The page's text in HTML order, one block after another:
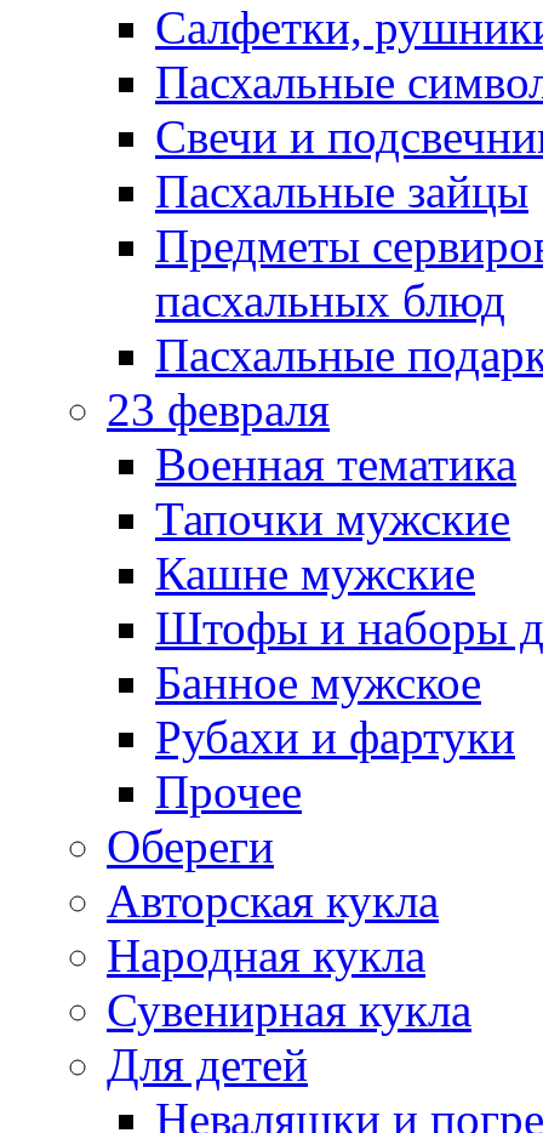
Салфетки,
Пасхальные
Свечи и
Пасхальные зайцы
Предметы
пасхальных блюд
Пасхальные
23 февраля
Военная тематика
Тапочки мужские
Кашне мужские
Штофы и наборы
Банное мужское
Рубахи и фартуки
Прочее
Обереги
Авторская кукла
Народная кукла
Сувенирная кукла
Для детей
Неваляшки и